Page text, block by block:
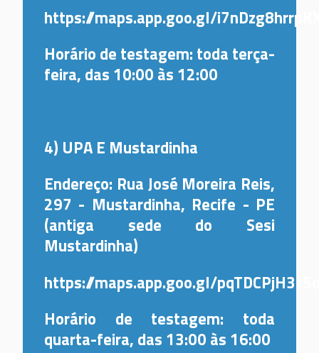
https://maps.app.goo.gl/
Horário de testagem: toda terça-
feira, das 10:00 às 12:00
4) UPA E Mustardinha
Endereço: Rua José Moreira Reis,
297 - Mustardinha, Recife - PE
(antiga sede do Sesi
Mustardinha)
https://maps.app.goo.gl/
Horário de testagem: toda
quarta-feira, das 13:00 às 16:00